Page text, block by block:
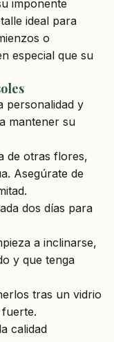
imponente
ideal para
o
especial que su
personalidad y
mantener su
de otras flores,
Asegúrate de
dos días para
a inclinarse,
y que tenga
tras un vidrio
calidad